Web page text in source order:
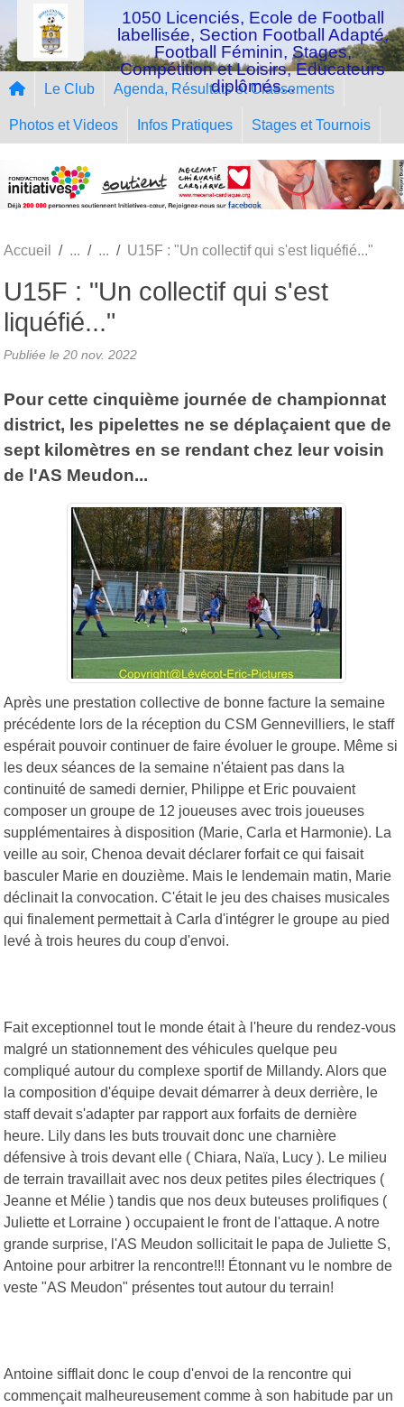
1050 Licenciés, Ecole de Football
labellisée, Section Football Adapté,
Football Féminin, Stages,
Compétition et Loisirs, Educateurs
diplômés...
Le Club Agenda, Résultats et Classements
Photos et Videos Infos Pratiques Stages et Tournois
Accueil U15F : "Un collectif qui s'est liquéfié..."
U15F : "Un collectif qui s'est
liquéfié..."
Publiée le 20 nov. 2022
Pour cette cinquième journée de championnat
district, les pipelettes ne se déplaçaient que de
sept kilomètres en se rendant chez leur voisin
de l'AS Meudon...
Après une prestation collective de bonne facture la semaine
précédente lors de la réception du CSM Gennevilliers, le staff
espérait pouvoir continuer de faire évoluer le groupe. Même si
les deux séances de la semaine n'étaient pas dans la
continuité de samedi dernier, Philippe et Eric pouvaient
composer un groupe de 12 joueuses avec trois joueuses
supplémentaires à disposition (Marie, Carla et Harmonie). La
veille au soir, Chenoa devait déclarer forfait ce qui faisait
basculer Marie en douzième. Mais le lendemain matin, Marie
déclinait la convocation. C'était le jeu des chaises musicales
qui finalement permettait à Carla d'intégrer le groupe au pied
levé à trois heures du coup d'envoi.
Fait exceptionnel tout le monde était à l'heure du rendez-vous
malgré un stationnement des véhicules quelque peu
compliqué autour du complexe sportif de Millandy. Alors que
la composition d'équipe devait démarrer à deux derrière, le
staff devait s'adapter par rapport aux forfaits de dernière
heure. Lily dans les buts trouvait donc une charnière
défensive à trois devant elle ( Chiara, Naïa, Lucy ). Le milieu
de terrain travaillait avec nos deux petites piles électriques (
Jeanne et Mélie ) tandis que nos deux buteuses prolifiques (
Juliette et Lorraine ) occupaient le front de l'attaque. A notre
grande surprise, l'AS Meudon sollicitait le papa de Juliette S,
Antoine pour arbitrer la rencontre!!! Étonnant vu le nombre de
veste "AS Meudon" présentes tout autour du terrain!
Antoine sifflait donc le coup d'envoi de la rencontre qui
commençait malheureusement comme à son habitude par un
Panneau de gestion des cookies